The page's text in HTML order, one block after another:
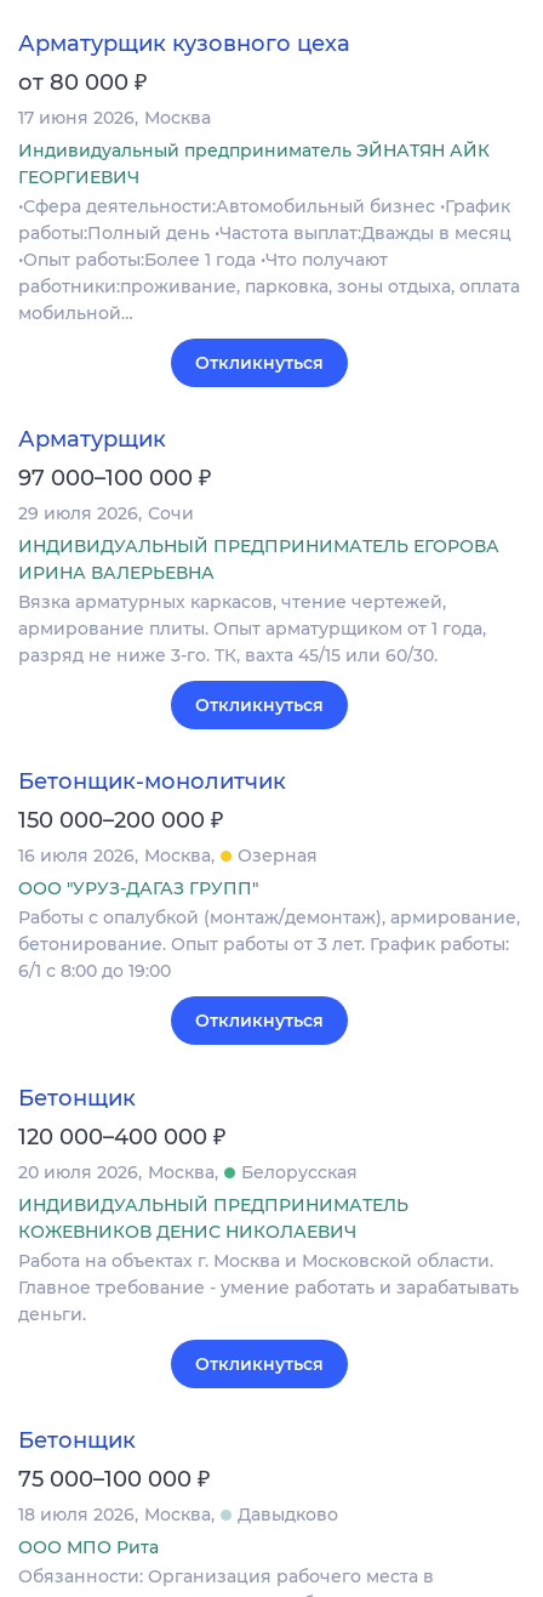
Арматурщик кузовного цеха
от 80 000 ₽
17 июня 2026 Москва
Индивидуальный предприниматель ЭЙНАТЯН АЙК
ГЕОРГИЕВИЧ
•Сфера деятельности:Автомобильный бизнес •График
работы:Полный день •Частота выплат:Дважды в месяц
•Опыт работы:Более 1 года •Что получают
работники:проживание, парковка, зоны отдыха, оплата
мобильной…
Откликнуться
Арматурщик
97 000–100 000 ₽
29 июля 2026 Сочи
ИНДИВИДУАЛЬНЫЙ ПРЕДПРИНИМАТЕЛЬ ЕГОРОВА
ИРИНА ВАЛЕРЬЕВНА
Вязка арматурных каркасов, чтение чертежей,
армирование плиты. Опыт арматурщиком от 1 года,
разряд не ниже 3-го. ТК, вахта 45/15 или 60/30.
Откликнуться
Бетонщик-монолитчик
150 000–200 000 ₽
16 июля 2026 Москва
Озерная
ООО "УРУЗ-ДАГАЗ ГРУПП"
Работы c опалубкой (монтаж/демонтаж), армирование,
бетонирование. Опыт работы от 3 лет. График работы:
6/1 с 8:00 до 19:00
Откликнуться
Бетонщик
120 000–400 000 ₽
20 июля 2026 Москва
Белорусская
ИНДИВИДУАЛЬНЫЙ ПРЕДПРИНИМАТЕЛЬ
КОЖЕВНИКОВ ДЕНИС НИКОЛАЕВИЧ
Работа на объектах г. Москва и Московской области.
Главное требование - умение работать и зарабатывать
деньги.
Откликнуться
Бетонщик
75 000–100 000 ₽
18 июля 2026 Москва
Давыдково
ООО МПО Рита
Обязанности: Организация рабочего места в